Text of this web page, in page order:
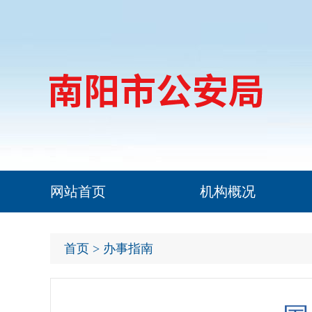
网站首页 机构概况
首页 > 办事指南